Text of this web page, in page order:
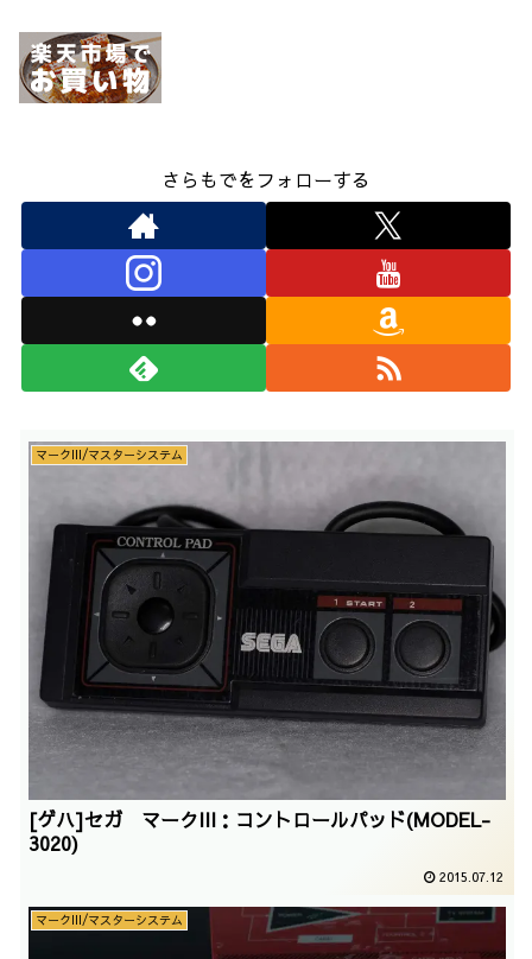
さらもでをフォローする
マークIII/マスターシステム
[ゲハ]セガ マークIII：コントロールパッド(MODEL-
3020)
2015.07.12
マークIII/マスターシステム